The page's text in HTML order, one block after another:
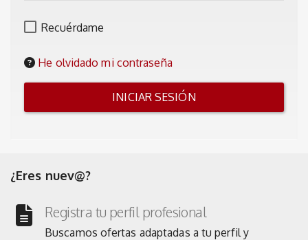
Recuérdame
He olvidado mi contraseña
¿Eres nuev@?
Registra tu perfil profesional
Buscamos ofertas adaptadas a tu perfil y